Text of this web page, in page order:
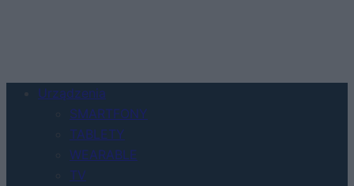
Urządzenia
SMARTFONY
TABLETY
WEARABLE
TV